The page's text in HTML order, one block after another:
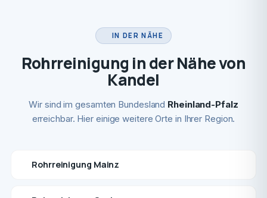
IN DER NÄHE
Rohrreinigung in der Nähe von
Kandel
Wir sind im gesamten Bundesland Rheinland-Pfalz
erreichbar. Hier einige weitere Orte in Ihrer Region.
Rohrreinigung Mainz